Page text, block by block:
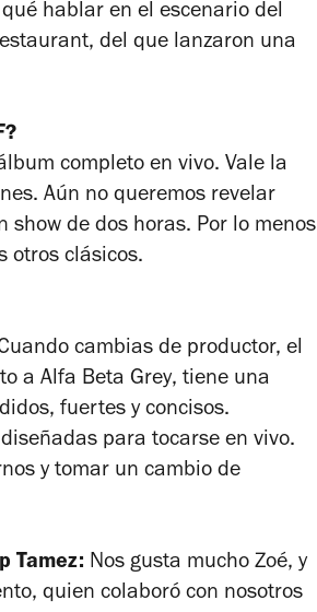
hablar en el escenario del
, del que lanzaron una
completo en vivo. Vale la
Aún no queremos revelar
de dos horas. Por lo menos
otros clásicos.
cambias de productor, el
a Alfa Beta Grey, tiene una
fuertes y concisos.
para tocarse en vivo.
y tomar un cambio de
Tamez: Nos gusta mucho Zoé, y
quien colaboró con nosotros